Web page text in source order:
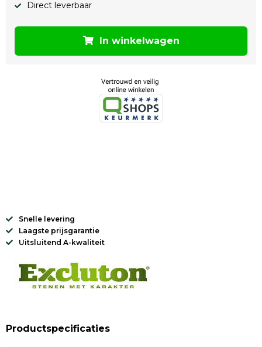
Direct leverbaar
In winkelwagen
Snelle levering
Laagste prijsgarantie
Uitsluitend A-kwaliteit
Productspecificaties